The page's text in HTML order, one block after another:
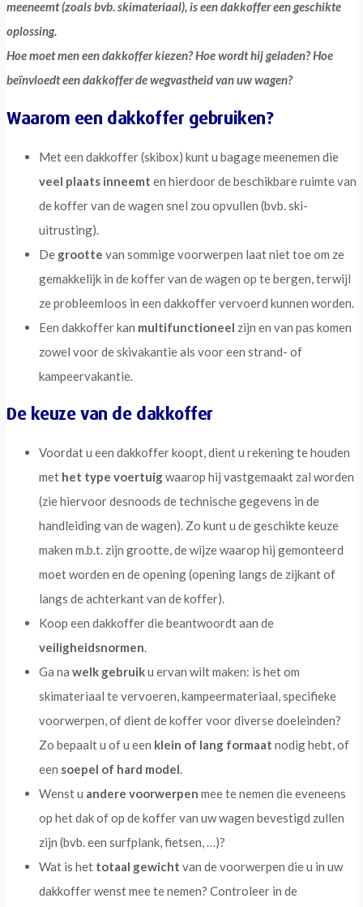
meeneemt (zoals bvb. skimateriaal), is een dakkoffer een geschikte
oplossing.
Hoe moet men een dakkoffer kiezen? Hoe wordt hij geladen? Hoe
beïnvloedt een dakkoffer de wegvastheid van uw wagen?
Waarom een dakkoffer gebruiken?
Met een dakkoffer (skibox) kunt u bagage meenemen die
veel plaats inneemt en hierdoor de beschikbare ruimte van
de koffer van de wagen snel zou opvullen (bvb. ski-
uitrusting).
De grootte van sommige voorwerpen laat niet toe om ze
gemakkelijk in de koffer van de wagen op te bergen, terwijl
ze probleemloos in een dakkoffer vervoerd kunnen worden.
Een dakkoffer kan multifunctioneel zijn en van pas komen
zowel voor de skivakantie als voor een strand- of
kampeervakantie.
De keuze van de dakkoffer
Voordat u een dakkoffer koopt, dient u rekening te houden
met het type voertuigwaarop hij vastgemaakt zal worden
(zie hiervoor desnoods de technische gegevens in de
handleiding van de wagen). Zo kunt u de geschikte keuze
maken m.b.t. zijn grootte, de wijze waarop hij gemonteerd
moet worden en de opening (opening langs de zijkant of
langs de achterkant van de koffer).
Koop een dakkoffer die beantwoordt aan de
veiligheidsnormen.
Ga na welk gebruiku ervan wilt maken: is het om
skimateriaal te vervoeren, kampeermateriaal, specifieke
voorwerpen, of dient de koffer voor diverse doeleinden?
Zo bepaalt u of u een klein of lang formaat nodig hebt, of
een soepel of hard model.
Wenst u andere voorwerpen mee te nemen die eveneens
op het dak of op de koffer van uw wagen bevestigd zullen
zijn (bvb. een surfplank, fietsen, …)?
Wat is het totaal gewicht van de voorwerpen die u in uw
dakkoffer wenst mee te nemen? Controleer in de